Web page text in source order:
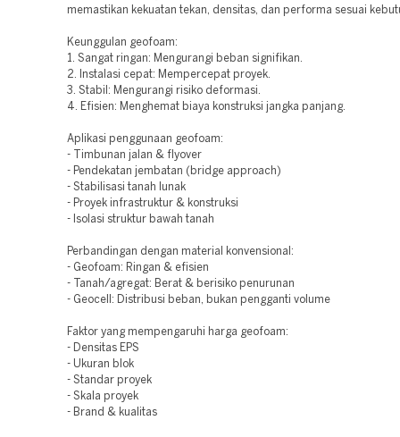
memastikan kekuatan tekan, densitas, dan performa sesuai
Keunggulan geofoam:
1. Sangat ringan: Mengurangi beban signifikan.
2. Instalasi cepat: Mempercepat proyek.
3. Stabil: Mengurangi risiko deformasi.
4. Efisien: Menghemat biaya konstruksi jangka panjang.
Aplikasi penggunaan geofoam:
- Timbunan jalan & flyover
- Pendekatan jembatan (bridge approach)
- Stabilisasi tanah lunak
- Proyek infrastruktur & konstruksi
- Isolasi struktur bawah tanah
Perbandingan dengan material konvensional:
- Geofoam: Ringan & efisien
- Tanah/agregat: Berat & berisiko penurunan
- Geocell: Distribusi beban, bukan pengganti volume
Faktor yang mempengaruhi harga geofoam:
- Densitas EPS
- Ukuran blok
- Standar proyek
- Skala proyek
- Brand & kualitas